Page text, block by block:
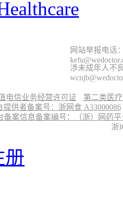
网站举报电话
涉未成年人不
电信业务经营许可证
第二类医
提供者备案号：浙网食 A33000086
案信息备案编号：（浙）网药平
浙
册